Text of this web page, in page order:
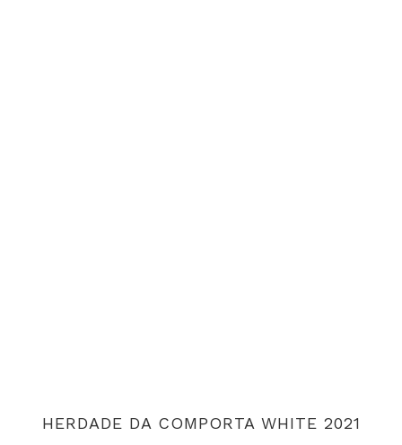
HERDADE DA COMPORTA WHITE 2021